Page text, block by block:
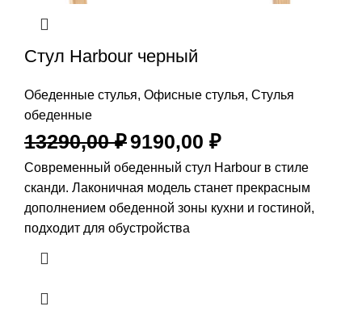
Стул Harbour черный
Обеденные стулья, Офисные стулья, Стулья
обеденные
13290,00₽9190,00 ₽
Современный обеденный стул Harbour в стиле
сканди. Лаконичная модель станет прекрасным
дополнением обеденной зоны кухни и гостиной,
подходит для обустройства